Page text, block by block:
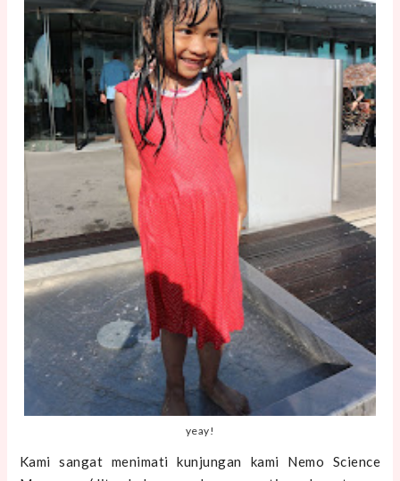
yeay!
Kami sangat menimati kunjungan kami Nemo Science